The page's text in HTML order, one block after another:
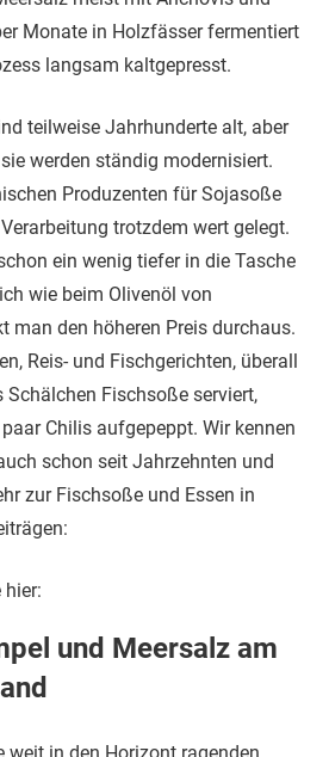
Monate in Holzfässer fermentiert
langsam kaltgepresst.
teilweise Jahrhunderte alt, aber
werden ständig modernisiert.
Produzenten für Sojasoße
trotzdem wert gelegt.
ein wenig tiefer in die Tasche
wie beim Olivenöl von
man den höheren Preis durchaus.
Reis- und Fischgerichten, überall
Schälchen Fischsoße serviert,
Chilis aufgepeppt. Wir kennen
schon seit Jahrzehnten und
zur Fischsoße und Essen in
hier:
und Meersalz am